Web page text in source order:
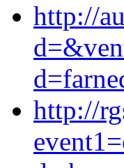
http://
http://